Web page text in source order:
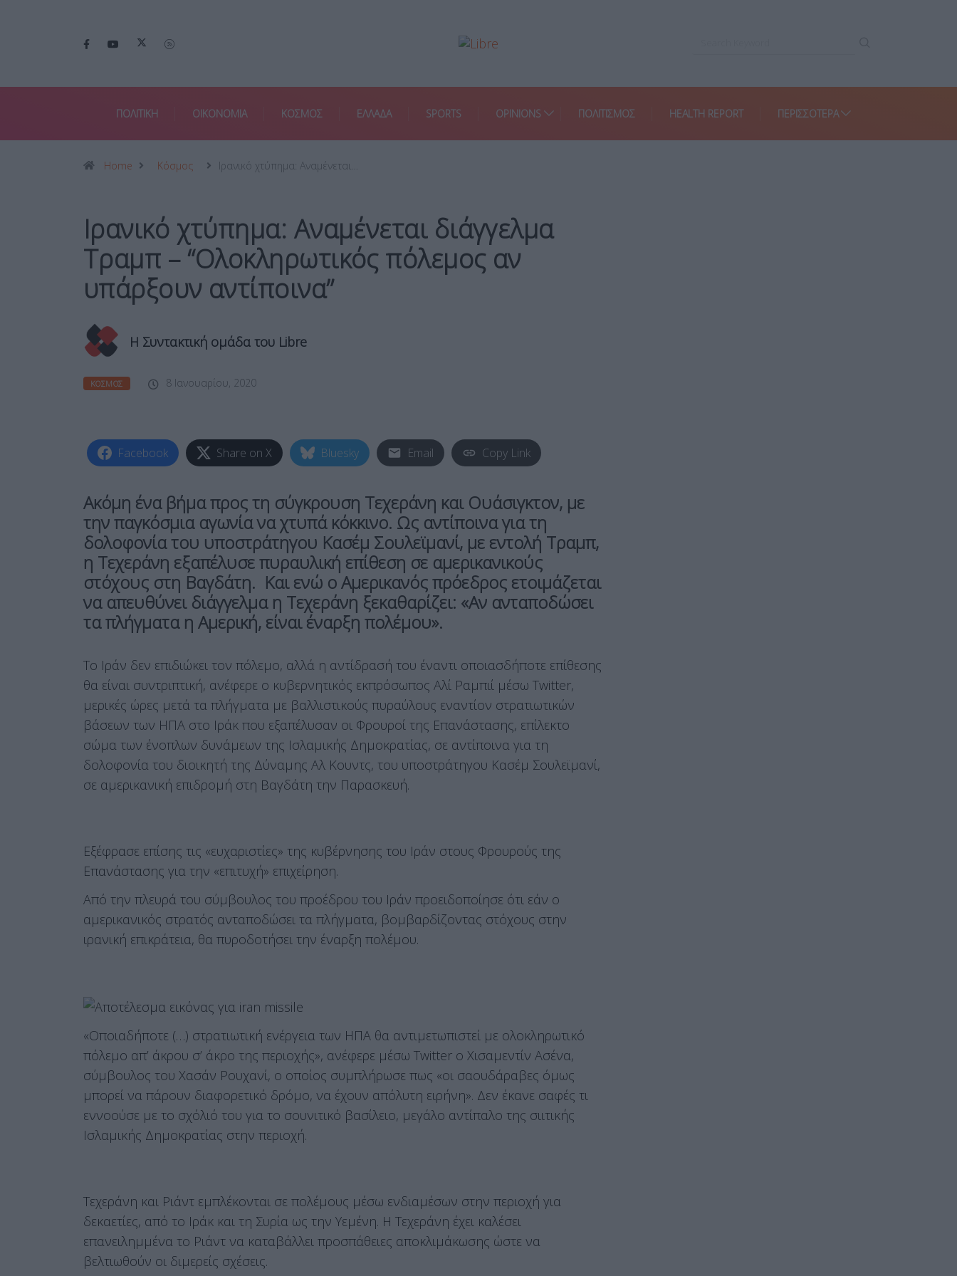
ΠΟΛΙΤΙΚΗ ΟΙΚΟΝΟΜΙΑ ΚΟΣΜΟΣ ΕΛΛΑΔΑ SPORTS OPINIONS ΠΟΛΙΤΙΣΜΟΣ HEALTH REPORT ΠΕΡΙΣΣΌΤΕΡΑ
Home Κόσμος Ιρανικό χτύπημα: Αναμένεται…
Ιρανικό χτύπημα: Αναμένεται διάγγελμα
Τραμπ – “Ολοκληρωτικός πόλεμος αν
υπάρξουν αντίποινα”
Η Συντακτική ομάδα του Libre
ΚΌΣΜΟΣ 8 Ιανουαρίου, 2020
Facebook Share on X Bluesky Email Copy Link
Ακόμη ένα βήμα προς τη σύγκρουση Τεχεράνη και Ουάσιγκτον, με
την παγκόσμια αγωνία να χτυπά κόκκινο. Ως αντίποινα για τη
δολοφονία του υποστράτηγου Κασέμ Σουλεϊμανί, με εντολή Τραμπ,
η Τεχεράνη εξαπέλυσε πυραυλική επίθεση σε αμερικανικούς
στόχους στη Βαγδάτη. Και ενώ ο Αμερικανός πρόεδρος ετοιμάζεται
να απευθύνει διάγγελμα η Τεχεράνη ξεκαθαρίζει: «Αν ανταποδώσει
τα πλήγματα η Αμερική, είναι έναρξη πολέμου».
Το Ιράν δεν επιδιώκει τον πόλεμο, αλλά η αντίδρασή του έναντι οποιασδήποτε επίθεσης
θα είναι συντριπτική, ανέφερε ο κυβερνητικός εκπρόσωπος Αλί Ραμπιί μέσω Twitter,
μερικές ώρες μετά τα πλήγματα με βαλλιστικούς πυραύλους εναντίον στρατιωτικών
βάσεων των ΗΠΑ στο Ιράκ που εξαπέλυσαν οι Φρουροί της Επανάστασης, επίλεκτο
σώμα των ένοπλων δυνάμεων της Ισλαμικής Δημοκρατίας, σε αντίποινα για τη
δολοφονία του διοικητή της Δύναμης Αλ Κουντς, του υποστράτηγου Κασέμ Σουλεϊμανί,
σε αμερικανική επιδρομή στη Βαγδάτη την Παρασκευή.
Εξέφρασε επίσης τις «ευχαριστίες» της κυβέρνησης του Ιράν στους Φρουρούς της
Επανάστασης για την «επιτυχή» επιχείρηση.
Από την πλευρά του σύμβουλος του προέδρου του Ιράν προειδοποίησε ότι εάν ο
αμερικανικός στρατός ανταποδώσει τα πλήγματα, βομβαρδίζοντας στόχους στην
ιρανική επικράτεια, θα πυροδοτήσει την έναρξη πολέμου.
«Οποιαδήποτε (…) στρατιωτική ενέργεια των ΗΠΑ θα αντιμετωπιστεί με ολοκληρωτικό
πόλεμο απ’ άκρου σ’ άκρο της περιοχής», ανέφερε μέσω Twitter ο Χισαμεντίν Ασένα,
σύμβουλος του Χασάν Ρουχανί, ο οποίος συμπλήρωσε πως «οι σαουδάραβες όμως
μπορεί να πάρουν διαφορετικό δρόμο, να έχουν απόλυτη ειρήνη». Δεν έκανε σαφές τι
εννοούσε με το σχόλιό του για το σουνιτικό βασίλειο, μεγάλο αντίπαλο της σιιτικής
Ισλαμικής Δημοκρατίας στην περιοχή.
Τεχεράνη και Ριάντ εμπλέκονται σε πολέμους μέσω ενδιαμέσων στην περιοχή για
δεκαετίες, από το Ιράκ και τη Συρία ως την Υεμένη. Η Τεχεράνη έχει καλέσει
επανειλημμένα το Ριάντ να καταβάλλει προσπάθειες αποκλιμάκωσης ώστε να
βελτιωθούν οι διμερείς σχέσεις.